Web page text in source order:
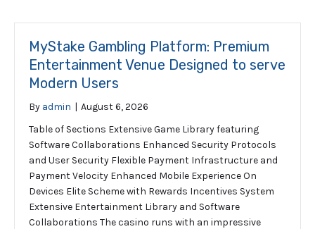
MyStake Gambling Platform: Premium
Entertainment Venue Designed to serve
Modern Users
By admin | August 6, 2026
Table of Sections Extensive Game Library featuring
Software Collaborations Enhanced Security Protocols
and User Security Flexible Payment Infrastructure and
Payment Velocity Enhanced Mobile Experience On
Devices Elite Scheme with Rewards Incentives System
Extensive Entertainment Library and Software
Collaborations The casino runs with an impressive